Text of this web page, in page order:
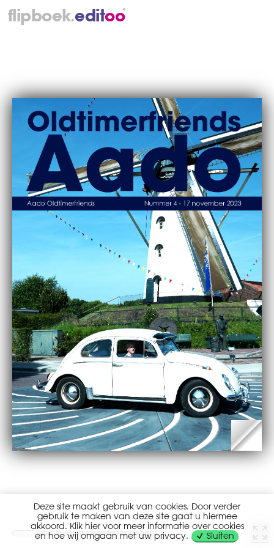
flipboek.editoo®
Deze site maakt gebruik van cookies. Door verder
gebruik te maken van deze site gaat u hiermee
akkoord. Klik hier voor meer informatie over cookies
en hoe wij omgaan met uw privacy.
Sluiten